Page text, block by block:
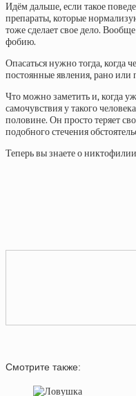
Идём дальше, если такое
препараты, которые
тоже сделает свое дело.
фобию.
Опасаться нужно тогда, когда
постоянные явления, рано или
Что можно заметить и, когда
самочувствия у такого
половине. Он просто теряет
подобного стечения
Теперь вы знаете о
Смотрите также: